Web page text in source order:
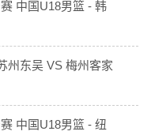
中国U18男篮 - 韩
州东吴 VS 梅州客家
中国U18男篮 - 纽